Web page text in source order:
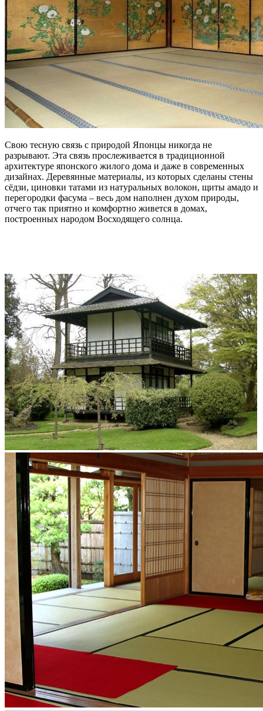
Свою тесную связь с природой Японцы никогда не
разрывают. Эта связь прослеживается в традиционной
архитектуре японского жилого дома и даже в современных
дизайнах. Деревянные материалы, из которых сделаны стены
сёдзи, циновки татами из натуральных волокон, щиты амадо и
перегородки фасума – весь дом наполнен духом природы,
отчего так приятно и комфортно живется в домах,
построенных народом Восходящего солнца.